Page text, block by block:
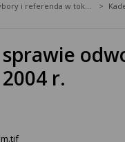
Wybory i referenda w toku kadencji
r.